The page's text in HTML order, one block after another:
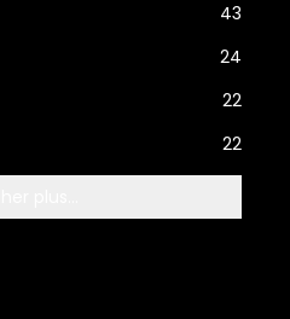
43
24
22
22